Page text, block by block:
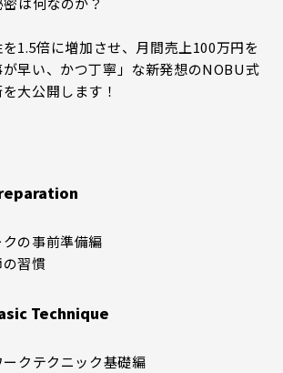
1.5倍に増加させ、月間売上100万円を
早い、かつ丁寧」な新発想のNOBU式
大公開します！
の事前準備編
習慣
Technique
クテクニック基礎編